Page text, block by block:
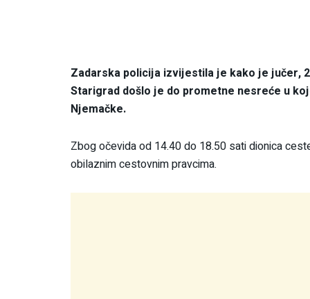
Zadarska policija izvijestila je kako je jučer,
Starigrad došlo je do prometne nesreće u
Njemačke.
Zbog očevida od 14.40 do 18.50 sati dionica
obilaznim cestovnim pravcima.